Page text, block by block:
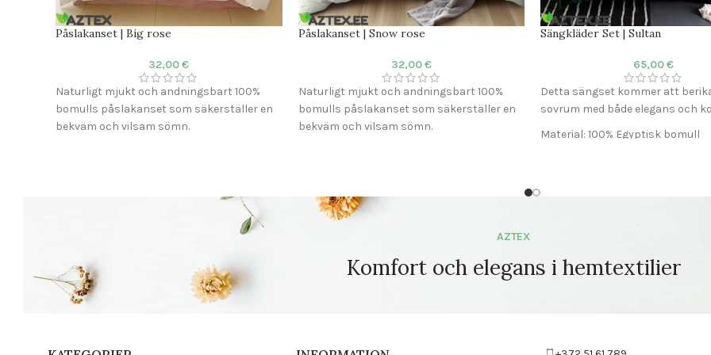
Påslakanset | Big rose
32,00€
Naturligt mjukt och andningsbart 100%
bomulls påslakanset som säkerställer en
bekväm och vilsam sömn.
Påslakanset | Snow rose
32,00€
Naturligt mjukt och andningsbart 100%
bomulls påslakanset som säkerställer en
bekväm och vilsam sömn.
Påslakan: 200×230 cm
Örngott: 50×75 cm (2 st)
Komfort: Andas och mjuk konsistens
Sängkläder Set | Sultan
65,00€
Detta sängset kommer att
sovrum med både elegans och
Material: 100% Egyptisk bomull
AZTEX
Komfort och elegans i hemtextilier